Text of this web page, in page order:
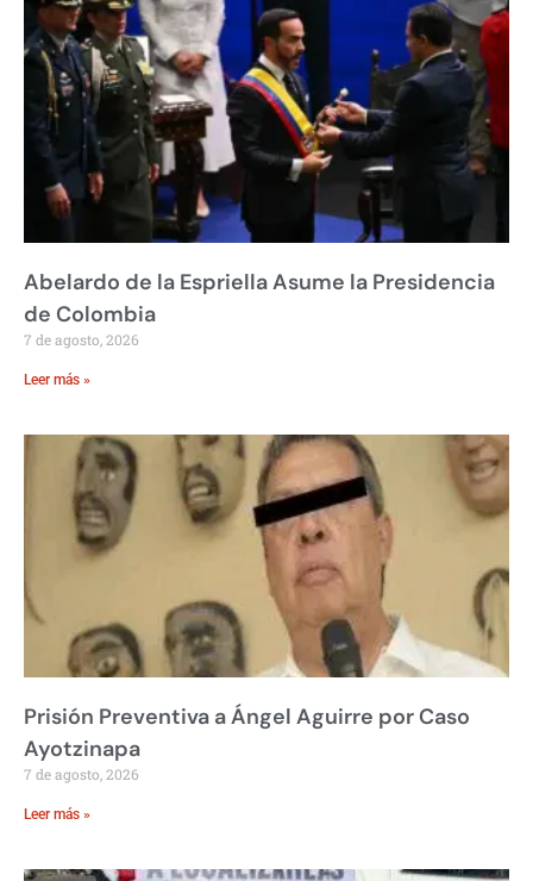
Abelardo de la Espriella Asume la Presidencia
de Colombia
7 de agosto, 2026
Leer más »
Prisión Preventiva a Ángel Aguirre por Caso
Ayotzinapa
7 de agosto, 2026
Leer más »